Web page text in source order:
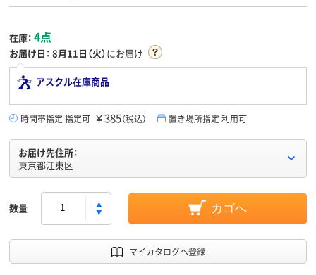
在庫： 4点
お届け日： 8月11日（火）にお届け
アスクル在庫商品
時間帯指定 指定可 ￥385（税込） 置き場所指定 利用可
お届け先住所：
東京都江東区
数量 カゴへ
マイカタログへ登録